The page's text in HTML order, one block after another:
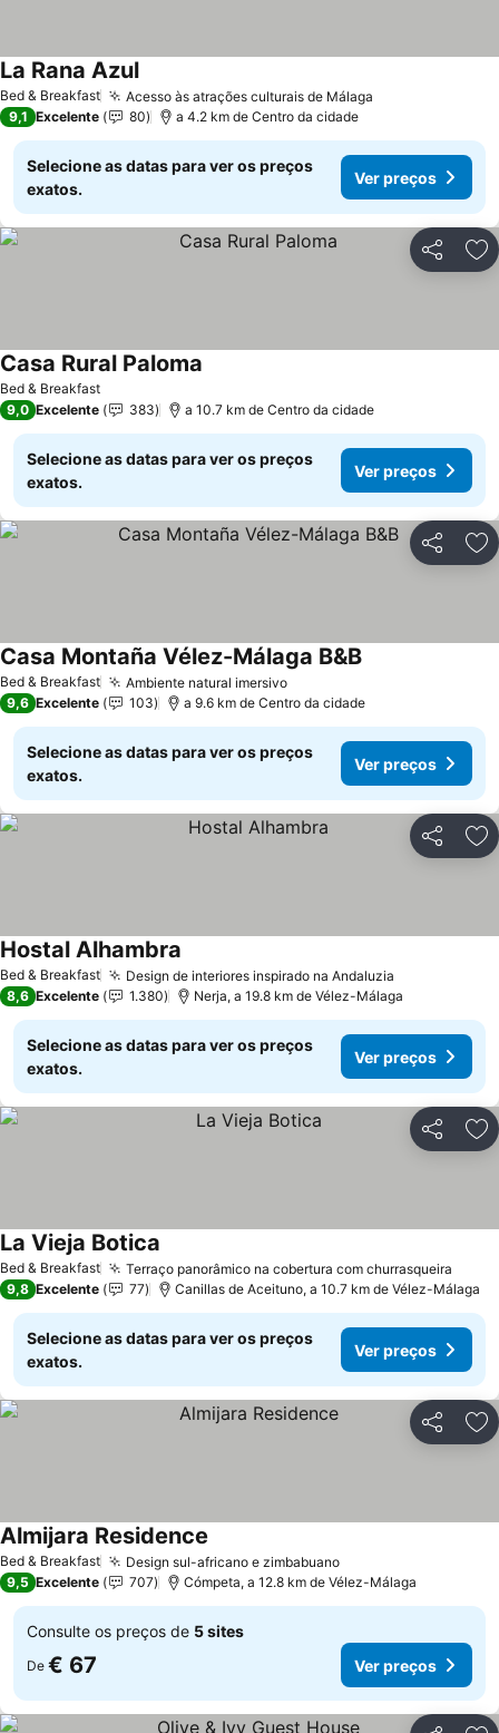
Bed & Breakfast Acesso às atrações culturais de Málaga
La Rana Azul
9,1 Excelente 80 a 4.2 km de Centro da cidade
Selecione as datas para ver os preços
exatos.
Ver preços
Partilhar
Bed & Breakfast
Casa Rural Paloma
9,0 Excelente 383 a 10.7 km de Centro da cidade
Selecione as datas para ver os preços
exatos.
Ver preços
Partilhar
Bed & Breakfast Ambiente natural imersivo
Casa Montaña Vélez-Málaga B&B
9,6 Excelente 103 a 9.6 km de Centro da cidade
Selecione as datas para ver os preços
exatos.
Ver preços
Partilhar
Bed & Breakfast Design de interiores inspirado na Andaluzia
Hostal Alhambra
8,6 Excelente 1.380 Nerja, a 19.8 km de Vélez-Málaga
Selecione as datas para ver os preços
exatos.
Ver preços
Partilhar
Bed & Breakfast Terraço panorâmico na cobertura com churrasqueira
La Vieja Botica
9,8 Excelente 77 Canillas de Aceituno, a 10.7 km de Vélez-Málaga
Selecione as datas para ver os preços
exatos.
Ver preços
Partilhar
Bed & Breakfast Design sul-africano e zimbabuano
Almijara Residence
9,5 Excelente 707 Cómpeta, a 12.8 km de Vélez-Málaga
Consulte os preços de 5 sites
De € 67 Ver preços